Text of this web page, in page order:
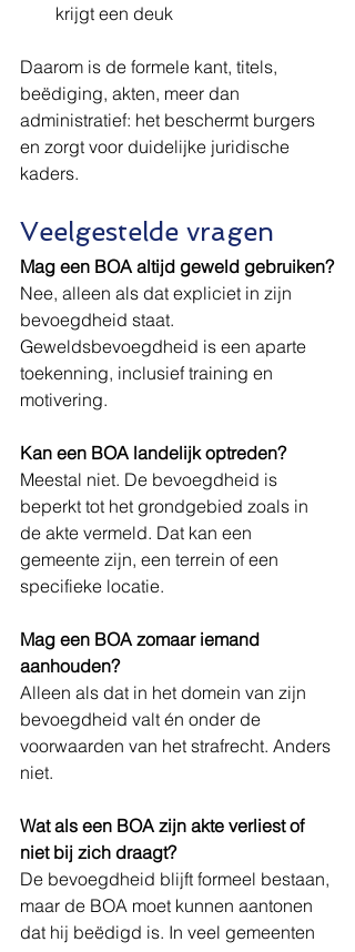
krijgt een deuk
Daarom is de formele kant, titels,
beëdiging, akten, meer dan
administratief: het beschermt burgers
en zorgt voor duidelijke juridische
kaders.
Veelgestelde vragen
Mag een BOA altijd geweld gebruiken?
Nee, alleen als dat expliciet in zijn
bevoegdheid staat.
Geweldsbevoegdheid is een aparte
toekenning, inclusief training en
motivering.
Kan een BOA landelijk optreden?
Meestal niet. De bevoegdheid is
beperkt tot het grondgebied zoals in
de akte vermeld. Dat kan een
gemeente zijn, een terrein of een
specifieke locatie.
Mag een BOA zomaar iemand
aanhouden?
Alleen als dat in het domein van zijn
bevoegdheid valt én onder de
voorwaarden van het strafrecht. Anders
niet.
Wat als een BOA zijn akte verliest of
niet bij zich draagt?
De bevoegdheid blijft formeel bestaan,
maar de BOA moet kunnen aantonen
dat hij beëdigd is. In veel gemeenten